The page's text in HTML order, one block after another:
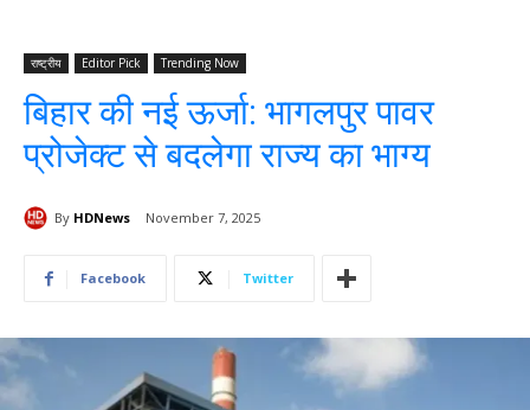
राष्ट्रीय Editor Pick Trending Now
बिहार की नई ऊर्जा: भागलपुर पावर
प्रोजेक्ट से बदलेगा राज्य का भाग्य
By HDNews November 7, 2025
Facebook Twitter